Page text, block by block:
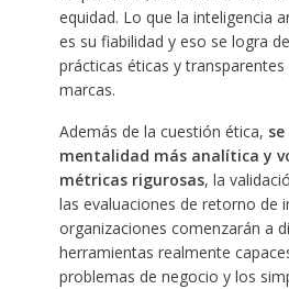
equidad. Lo que la inteligencia
es su fiabilidad y eso se logra
prácticas éticas y
marcas.
Además de la cuestión ética,
mentalidad más analítica y
métricas rigurosas, la
las evaluaciones de retorno de
organizaciones comenzarán a
herramientas realmente
problemas de negocio y los